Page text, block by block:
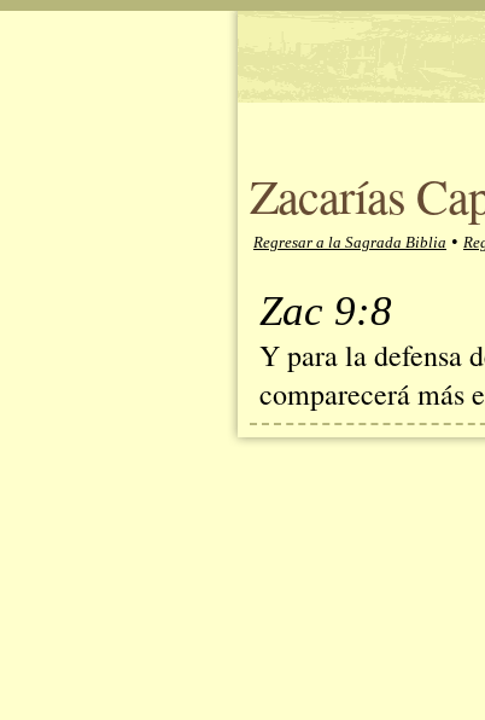
Zacarías
Regresar a la Sagrada Biblia •
Zac 9:8
Y para la defensa
comparecerá más